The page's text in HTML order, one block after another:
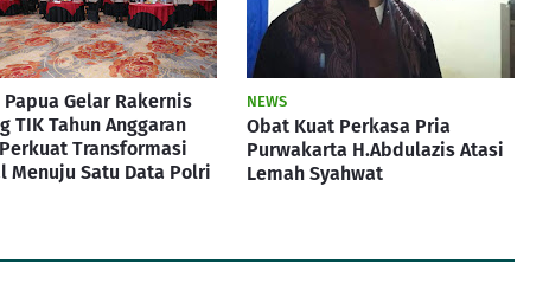
Gelar Rakernis
TIK Tahun Anggaran
Transformasi
Menuju Satu Data Polri
NEWS
Obat Kuat Perkasa Pria
Purwakarta H.Abdulazis Atasi
Lemah Syahwat